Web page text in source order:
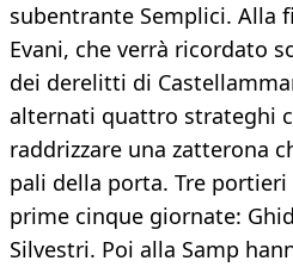
subentrante Semplici. Alla
Evani, che verrà ricordato
dei derelitti di
alternati quattro strateghi
raddrizzare una zatterona
pali della porta. Tre
prime cinque giornate:
Silvestri. Poi alla Samp